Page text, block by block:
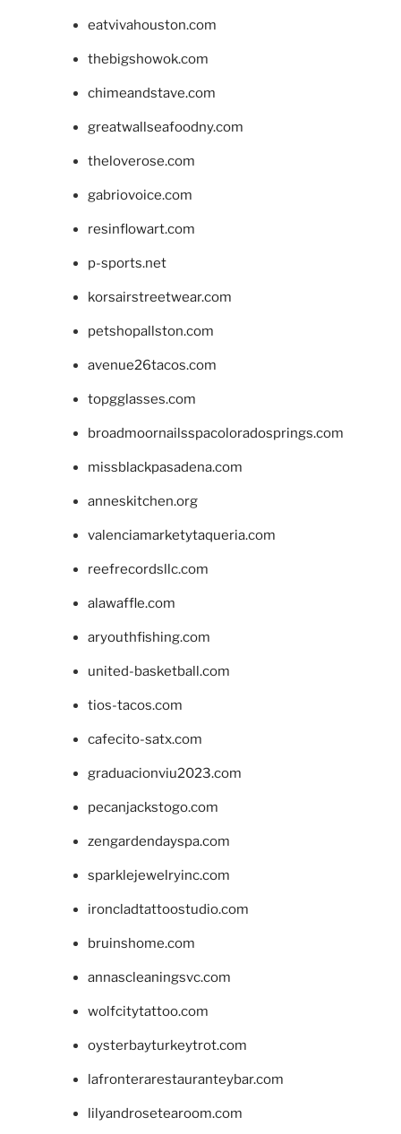
eatvivahouston.com
thebigshowok.com
chimeandstave.com
greatwallseafoodny.com
theloverose.com
gabriovoice.com
resinflowart.com
p-sports.net
korsairstreetwear.com
petshopallston.com
avenue26tacos.com
topgglasses.com
broadmoornailsspacoloradosprings.com
missblackpasadena.com
anneskitchen.org
valenciamarketytaqueria.com
reefrecordsllc.com
alawaffle.com
aryouthfishing.com
united-basketball.com
tios-tacos.com
cafecito-satx.com
graduacionviu2023.com
pecanjackstogo.com
zengardendayspa.com
sparklejewelryinc.com
ironcladtattoostudio.com
bruinshome.com
annascleaningsvc.com
wolfcitytattoo.com
oysterbayturkeytrot.com
lafronterarestauranteybar.com
lilyandrosetearoom.com